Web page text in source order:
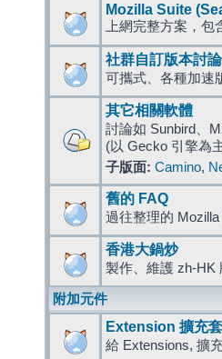
Mozilla Suite
上網完整方案，
社群自訂版本討論
可攜式、各種加速
其它相關軟體
討論如 Sunbird、
(以 Gecko 引擎為
子版面: Camino,
舊的 FAQ
過往整理的
香港大鍋炒
製作、維護 zh-HK
附加元件
Extension 擴充
給 Extensions, 擴